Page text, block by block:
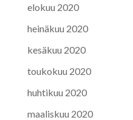
elokuu 2020
heinäkuu 2020
kesäkuu 2020
toukokuu 2020
huhtikuu 2020
maaliskuu 2020